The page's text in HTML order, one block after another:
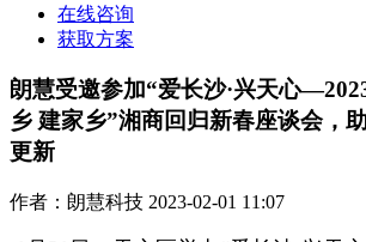
在线咨询
获取方案
朗慧受邀参加“爱长沙·兴天心
乡 建家乡”湘商回归新春座谈会，
更新
作者：朗慧科技 2023-02-01 11:07